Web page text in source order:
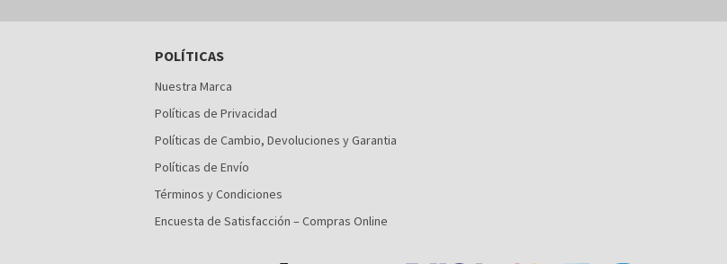
POLÍTICAS
Nuestra Marca
Políticas de Privacidad
Políticas de Cambio, Devoluciones y Garantia
Políticas de Envío
Términos y Condiciones
Encuesta de Satisfacción – Compras Online